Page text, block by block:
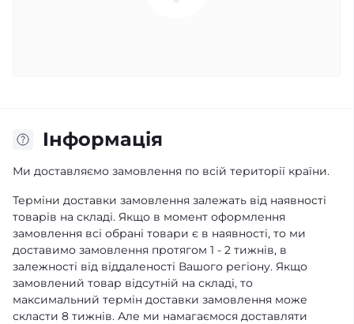
Iнформація
Ми доставляємо замовлення по всій території країни.
Терміни доставки замовлення залежать від наявності
товарів на складі. Якщо в момент оформлення
замовлення всі обрані товари є в наявності, то ми
доставимо замовлення протягом 1 - 2 тижнів, в
залежності від віддаленості Вашого регіону. Якщо
замовлений товар відсутній на складі, то
максимальний термін доставки замовлення може
скласти 8 тижнів. Але ми намагаємося доставляти